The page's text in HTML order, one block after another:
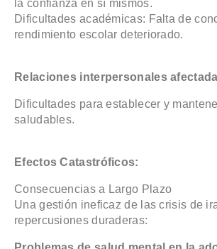
la confianza en sí mismos.
Dificultades académicas: Falta de
rendimiento escolar deteriorado.
Relaciones interpersonales
Dificultades para establecer y
saludables.
Efectos Catastróficos:
Consecuencias a Largo Plazo
Una gestión ineficaz de las crisis de
repercusiones duraderas: